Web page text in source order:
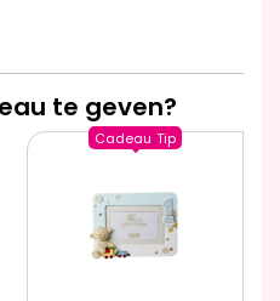
te geven?
Cadeau Tip